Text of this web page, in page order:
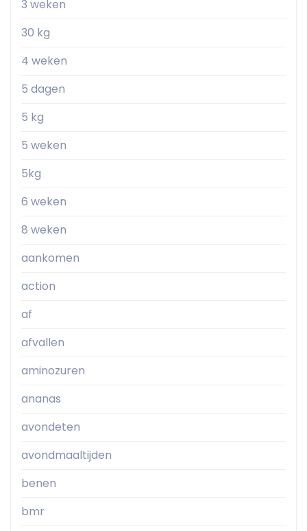
3 weken
30 kg
4 weken
5 dagen
5 kg
5 weken
5kg
6 weken
8 weken
aankomen
action
af
afvallen
aminozuren
ananas
avondeten
avondmaaltijden
benen
bmr